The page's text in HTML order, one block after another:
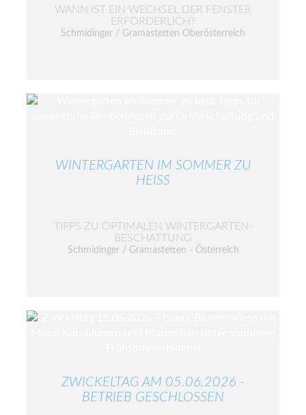
WANN IST EIN WECHSEL DER FENSTER
ERFORDERLICH?
Schmidinger / Gramastetten Oberösterreich
WINTERGARTEN IM SOMMER ZU
HEISS
TIPPS ZU OPTIMALEN WINTERGARTEN-
BESCHATTUNG
Schmidinger / Gramastetten - Österreich
ZWICKELTAG AM 05.06.2026 -
BETRIEB GESCHLOSSEN